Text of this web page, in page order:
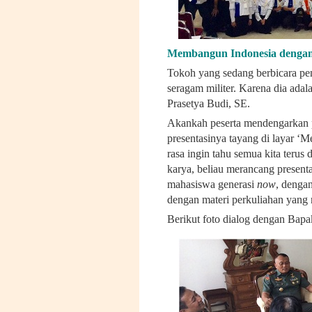
Membangun Indonesia
Tokoh yang sedang berbicara
seragam militer. Karena dia
Prasetya Budi, SE.
Akankah peserta
presentasinya tayang di layar
rasa ingin tahu semua kita terus
karya, beliau merancang
mahasiswa generasi now,
dengan materi perkuliahan yang
Berikut foto dialog dengan